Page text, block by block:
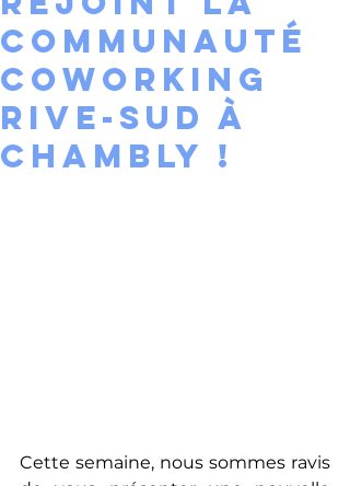
communauté
Coworking
Rive-Sud à
Chambly !
Cette semaine, nous sommes ravis